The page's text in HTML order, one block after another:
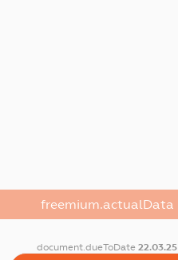
freemium.actualData
document.dueToDate22.03.25